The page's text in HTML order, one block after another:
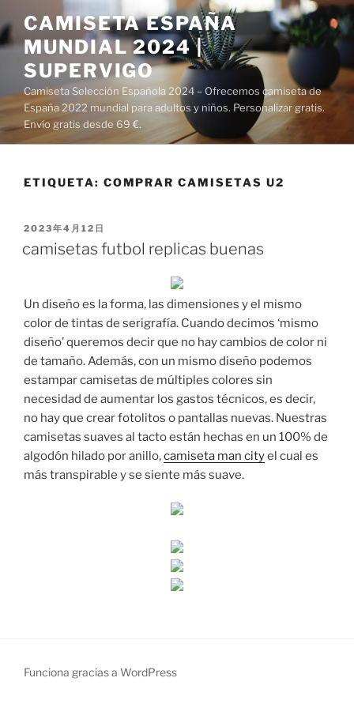
al
contenido
CAMISETA ESPAÑA
MUNDIAL 2024 |
SUPERVIGO
Camiseta Selección Española 2024 – Ofrecemos camiseta de
España 2022 mundial para adultos y niños. Personalizar gratis.
Envío gratis desde 69 €.
ETIQUETA: COMPRAR CAMISETAS U2
PUBLICADO
2023年4月12日
camisetas futbol replicas buenas
Un diseño es la forma, las dimensiones y el mismo
color de tintas de serigrafía. Cuando decimos ‘mismo
diseño’ queremos decir que no hay cambios de color ni
de tamaño. Además, con un mismo diseño podemos
estampar camisetas de múltiples colores sin
necesidad de aumentar los gastos técnicos, es decir,
no hay que crear fotolitos o pantallas nuevas. Nuestras
camisetas suaves al tacto están hechas en un 100% de
algodón hilado por anillo,camiseta man cityel cual es
más transpirable y se siente más suave.
Funciona gracias a WordPress